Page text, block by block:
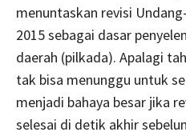
menuntaskan revisi
2015 sebagai dasar
daerah (pilkada). Apalagi
tak bisa menunggu untuk
menjadi bahaya besar jika
selesai di detik akhir